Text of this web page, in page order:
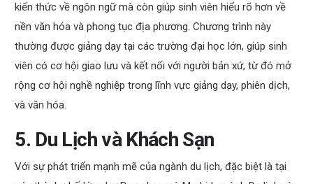
kiến thức về ngôn ngữ mà còn giúp sinh viên hiểu rõ hơn về
nền văn hóa và phong tục địa phương. Chương trình này
thường được giảng dạy tại các trường đại học lớn, giúp sinh
viên có cơ hội giao lưu và kết nối với người bản xứ, từ đó mở
rộng cơ hội nghề nghiệp trong lĩnh vực giảng dạy, phiên dịch,
và văn hóa.
5. Du Lịch và Khách Sạn
Với sự phát triển mạnh mẽ của ngành du lịch, đặc biệt là tại